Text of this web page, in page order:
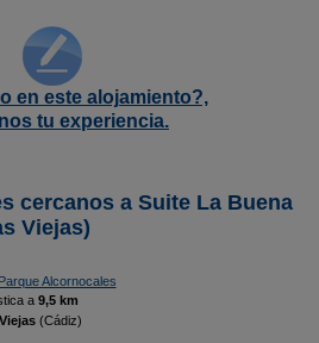
en este alojamiento?,
tu experiencia.
cercanos a Suite La Buena
Viejas)
Alcornocales
a 9,5 km
(Cádiz)